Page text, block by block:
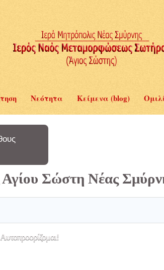
Νεότητα Κείμενα (blog)
Σώστη Νέας